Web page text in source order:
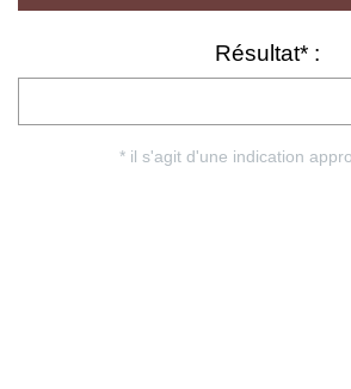
Résultat* :
* il s'agit d'une indication